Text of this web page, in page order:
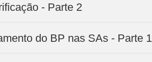
- Parte 2
do BP nas SAs - Parte 1